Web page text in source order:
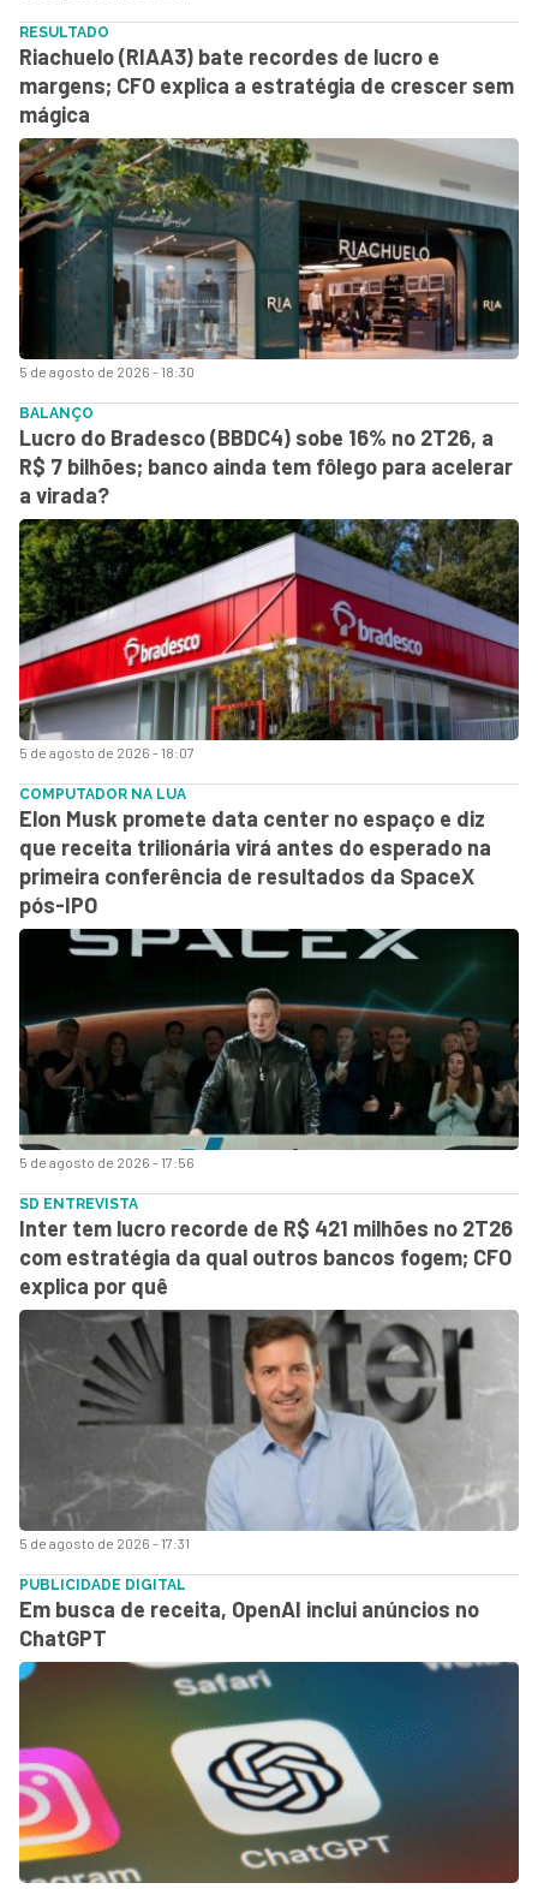
5 de agosto de 2026 - 18:30
RESULTADO
Riachuelo (RIAA3) bate recordes de lucro e
margens; CFO explica a estratégia de crescer sem
mágica
5 de agosto de 2026 - 18:07
BALANÇO
Lucro do Bradesco (BBDC4) sobe 16% no 2T26, a
R$ 7 bilhões; banco ainda tem fôlego para acelerar
a virada?
5 de agosto de 2026 - 17:56
COMPUTADOR NA LUA
Elon Musk promete data center no espaço e diz
que receita trilionária virá antes do esperado na
primeira conferência de resultados da SpaceX
pós-IPO
5 de agosto de 2026 - 17:31
SD ENTREVISTA
Inter tem lucro recorde de R$ 421 milhões no 2T26
com estratégia da qual outros bancos fogem; CFO
explica por quê
PUBLICIDADE DIGITAL
Em busca de receita, OpenAI inclui anúncios no
ChatGPT